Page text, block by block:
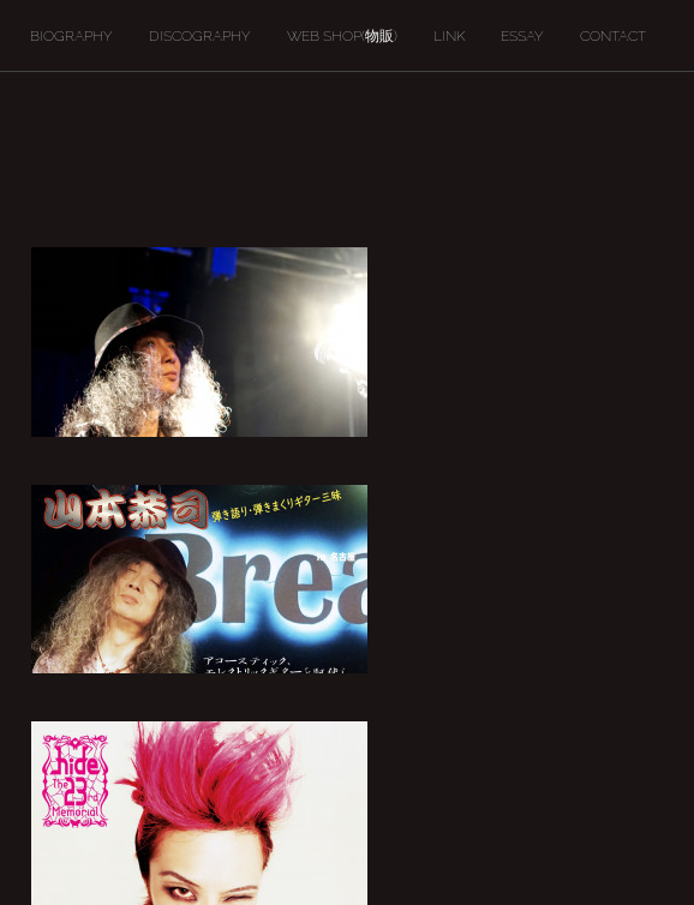
BIOGRAPHY DISCOGRAPHY WEB SHOP(物販) LINK ESSAY CONTACT